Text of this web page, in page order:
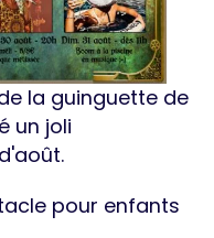
la guinguette de
un joli
pour enfants